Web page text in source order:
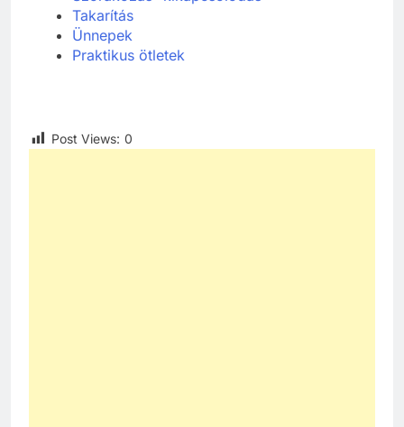
Takarítás
Ünnepek
Praktikus ötletek
Post Views: 0